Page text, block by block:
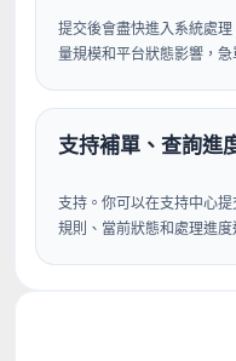
提交後會盡快進入系統處
量規模和平台狀態影響，急
支持補單、查詢進
支持。你可以在支持中心
規則、當前狀態和處理進度